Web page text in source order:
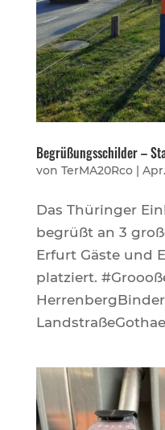
Begrüßungsschilder –
von TerMA20Rco|
Das Thüringer
begrüßt an 3
Erfurt Gäste und
platziert.